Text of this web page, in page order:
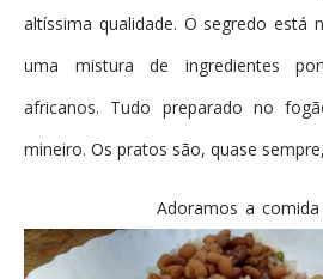
altíssima qualidade. O segredo está
uma mistura de ingredientes
africanos. Tudo preparado no
mineiro. Os pratos são, quase
Adoramos a